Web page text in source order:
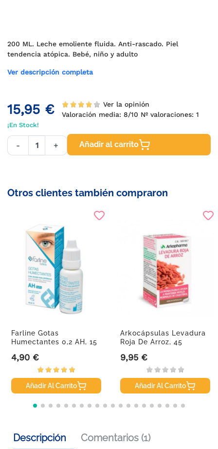
200 ML. Leche emoliente fluida. Anti-rascado. Piel
tendencia atópica. Bebé, niño y adulto
Ver descripción completa
15,95 €
Ver la opinión
Valoración media: 8/10 Nº valoraciones: 1
¡En Stock!
- + Añadir al carrito
Otros clientes también compraron
Farline Gotas
Humectantes 0,2 AH, 15
Precio
4,90 €
Añadir Al Carrito
Arkocápsulas Levadura
Roja De Arroz, 45
Precio
9,95 €
Añadir Al Carrito
Descripción Comentarios (1)